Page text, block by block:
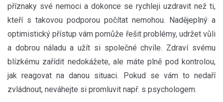
příznaky své nemoci a dokonce se rychleji uzdravit než ti,
kteří s takovou podporou počítat nemohou. Nadějeplný a
optimistický přístup vám pomůže řešit problémy, udržet vůli
a dobrou náladu a užít si společné chvíle. Zdraví svému
blízkému zařídit nedokážete, ale máte plně pod kontrolou,
jak reagovat na danou situaci. Pokud se vám to nedaří
zvládnout, neváhejte si promluvit např. s psychologem.